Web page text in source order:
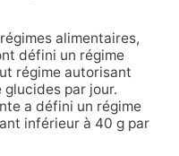
alimentaires,
défini un régime
régime autorisant
par jour.
a défini un régime
inférieur à 40 g par